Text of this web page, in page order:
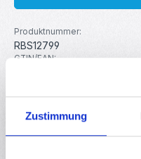
Zustimmung
Produktnummer:
RBS12799
GTIN/EAN:
ACT MOTOR
Gewicht: